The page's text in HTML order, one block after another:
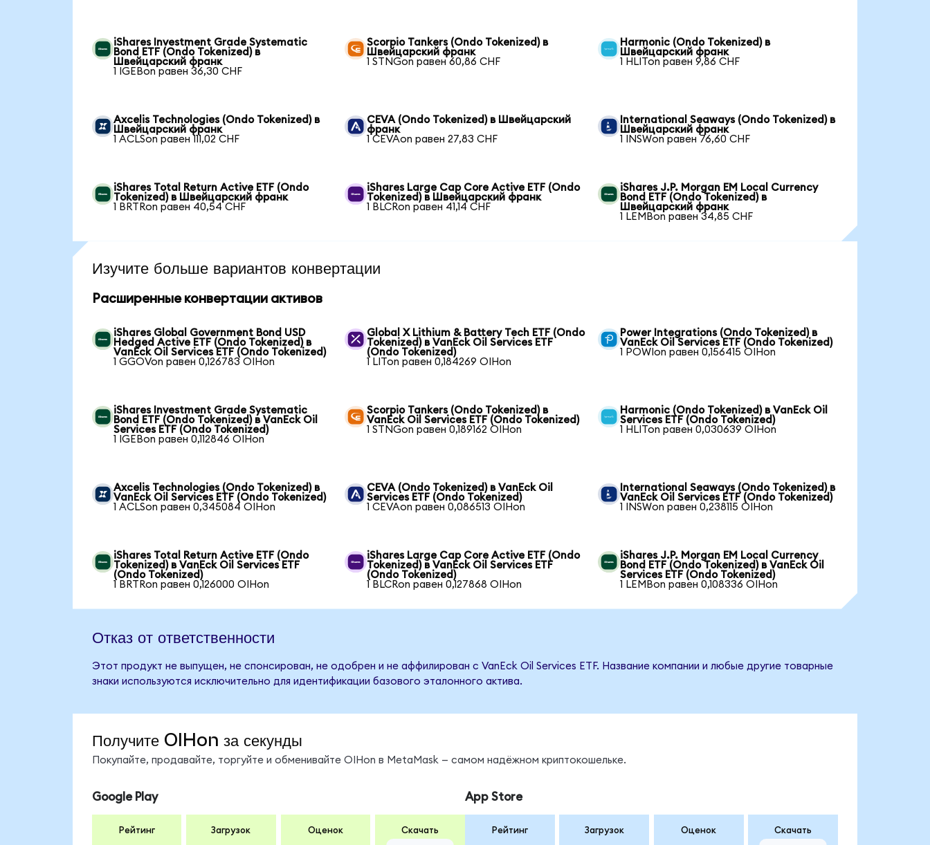
iShares Investment Grade Systematic
Bond ETF (Ondo Tokenized) в
Швейцарский франк
1 IGEBon равен 36,30 CHF
Scorpio Tankers (Ondo Tokenized) в
Швейцарский франк
1 STNGon равен 60,86 CHF
Harmonic (Ondo Tokenized) в
Швейцарский франк
1 HLITon равен 9,86 CHF
Axcelis Technologies (Ondo Tokenized) в
Швейцарский франк
1 ACLSon равен 111,02 CHF
CEVA (Ondo Tokenized) в Швейцарский
франк
1 CEVAon равен 27,83 CHF
International Seaways (Ondo Tokenized) в
Швейцарский франк
1 INSWon равен 76,60 CHF
iShares Total Return Active ETF (Ondo
Tokenized) в Швейцарский франк
1 BRTRon равен 40,54 CHF
iShares Large Cap Core Active ETF (Ondo
Tokenized) в Швейцарский франк
1 BLCRon равен 41,14 CHF
iShares J.P. Morgan EM Local Currency
Bond ETF (Ondo Tokenized) в
Швейцарский франк
1 LEMBon равен 34,85 CHF
Изучите больше вариантов конвертации
Расширенные конвертации активов
iShares Global Government Bond USD
Hedged Active ETF (Ondo Tokenized) в
VanEck Oil Services ETF (Ondo Tokenized)
1 GGOVon равен 0,126783 OIHon
Global X Lithium & Battery Tech ETF (Ondo
Tokenized) в VanEck Oil Services ETF
(Ondo Tokenized)
1 LITon равен 0,184269 OIHon
Power Integrations (Ondo Tokenized) в
VanEck Oil Services ETF (Ondo Tokenized)
1 POWIon равен 0,156415 OIHon
iShares Investment Grade Systematic
Bond ETF (Ondo Tokenized) в VanEck Oil
Services ETF (Ondo Tokenized)
1 IGEBon равен 0,112846 OIHon
Scorpio Tankers (Ondo Tokenized) в
VanEck Oil Services ETF (Ondo Tokenized)
1 STNGon равен 0,189162 OIHon
Harmonic (Ondo Tokenized) в VanEck Oil
Services ETF (Ondo Tokenized)
1 HLITon равен 0,030639 OIHon
Axcelis Technologies (Ondo Tokenized) в
VanEck Oil Services ETF (Ondo Tokenized)
1 ACLSon равен 0,345084 OIHon
CEVA (Ondo Tokenized) в VanEck Oil
Services ETF (Ondo Tokenized)
1 CEVAon равен 0,086513 OIHon
International Seaways (Ondo Tokenized) в
VanEck Oil Services ETF (Ondo Tokenized)
1 INSWon равен 0,238115 OIHon
iShares Total Return Active ETF (Ondo
Tokenized) в VanEck Oil Services ETF
(Ondo Tokenized)
1 BRTRon равен 0,126000 OIHon
iShares Large Cap Core Active ETF (Ondo
Tokenized) в VanEck Oil Services ETF
(Ondo Tokenized)
1 BLCRon равен 0,127868 OIHon
iShares J.P. Morgan EM Local Currency
Bond ETF (Ondo Tokenized) в VanEck Oil
Services ETF (Ondo Tokenized)
1 LEMBon равен 0,108336 OIHon
Отказ от ответственности
Этот продукт не выпущен, не спонсирован, не одобрен и не аффилирован с VanEck Oil Services ETF. Название компании и любые другие товарные
знаки используются исключительно для идентификации базового эталонного актива.
Получите OIHon за секунды
Покупайте, продавайте, торгуйте и обменивайте OIHon в MetaMask — самом надёжном криптокошельке.
Google Play
Рейтинг Загрузок Оценок Скачать
App Store
Рейтинг Загрузок Оценок Скачать